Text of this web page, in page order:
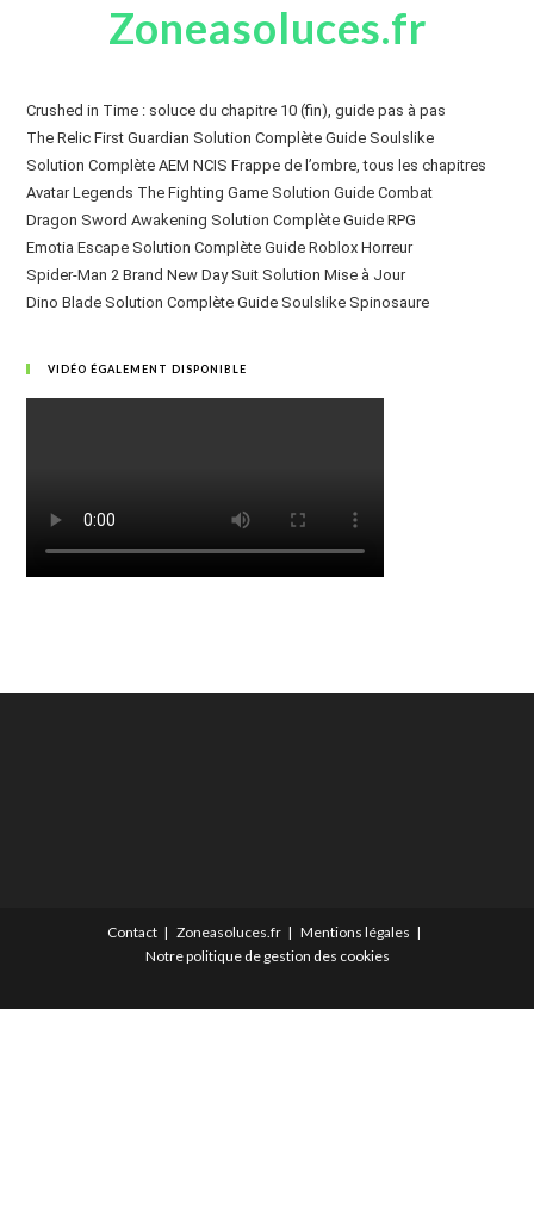
Zoneasoluces.fr
Crushed in Time : soluce du chapitre 10 (fin), guide pas à pas
The Relic First Guardian Solution Complète Guide Soulslike
Solution Complète AEM NCIS Frappe de l’ombre, tous les chapitres
Avatar Legends The Fighting Game Solution Guide Combat
Dragon Sword Awakening Solution Complète Guide RPG
Emotia Escape Solution Complète Guide Roblox Horreur
Spider-Man 2 Brand New Day Suit Solution Mise à Jour
Dino Blade Solution Complète Guide Soulslike Spinosaure
VIDÉO ÉGALEMENT DISPONIBLE
Contact Zoneasoluces.fr
Mentions légales
Notre politique de gestion des cookies